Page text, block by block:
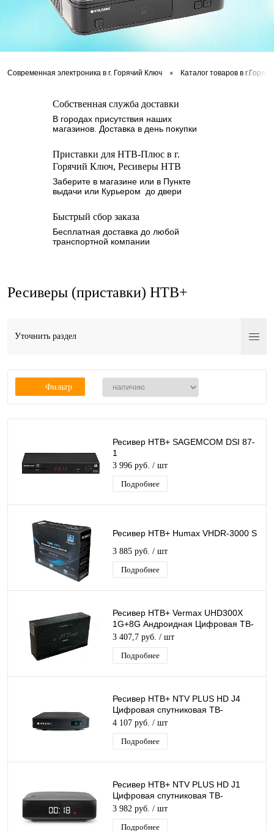
Современная электроника в г. Горячий Ключ • Каталог товаров в
Собственная служба доставки
В городах присутствия наших
магазинов. Доставка в день покупки
Приставки для НТВ-Плюс в г.
Горячий Ключ, Ресиверы НТВ
Заберите в магазине или в Пункте
выдачи или Курьером до двери
Быстрый сбор заказа
Бесплатная доставка до любой
транспортной компании
Ресиверы (приставки) НТВ+
Уточнить раздел
Фильтр
Ресивер НТВ+ SAGEMCOM DSI 87-
1
3 996 руб. / шт
Подробнее
Ресивер НТВ+ Humax VHDR-3000 S
3 885 руб. / шт
Подробнее
Ресивер НТВ+ Vermax UHD300X
1G+8G Андроидная Цифровая ТВ-
приставка 4К IPTV Smart TV
3 407,7 руб. / шт
Подробнее
Ресивер НТВ+ NTV PLUS HD J4
Цифровая спутниковая ТВ-
приставка для спутникового ТВ
FullHD медиаплеер
4 107 руб. / шт
Подробнее
Ресивер НТВ+ NTV PLUS HD J1
Цифровая спутниковая ТВ-
приставка FullHD медиаплеер c
USB входом и LAN
3 982 руб. / шт
Подробнее